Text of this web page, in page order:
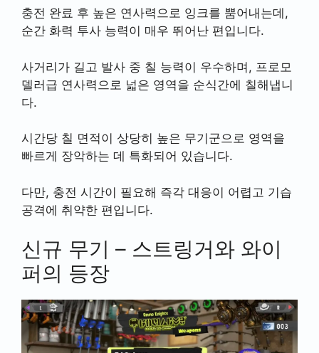
충전 완료 후 높은 연사력으로 잉크를 뿜어내는데,
순간 화력 투사 능력이 매우 뛰어난 편입니다.
사거리가 길고 발사 중 칠 능력이 우수하며, 프로모
델러급 연사력으로 넓은 영역을 순식간에 칠해냅니
다.
시간당 칠 면적이 상당히 높은 무기군으로 영역을
빠르게 장악하는 데 특화되어 있습니다.
다만, 충전 시간이 필요해 즉각 대응이 어렵고 기습
공격에 취약한 편입니다.
신규 무기 – 스트링거와 와이
퍼의 등장